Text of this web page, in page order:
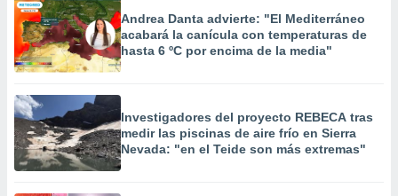
Andrea Danta advierte: "El Mediterráneo
acabará la canícula con temperaturas de
hasta 6 ºC por encima de la media"
Investigadores del proyecto REBECA tras
medir las piscinas de aire frío en Sierra
Nevada: "en el Teide son más extremas"